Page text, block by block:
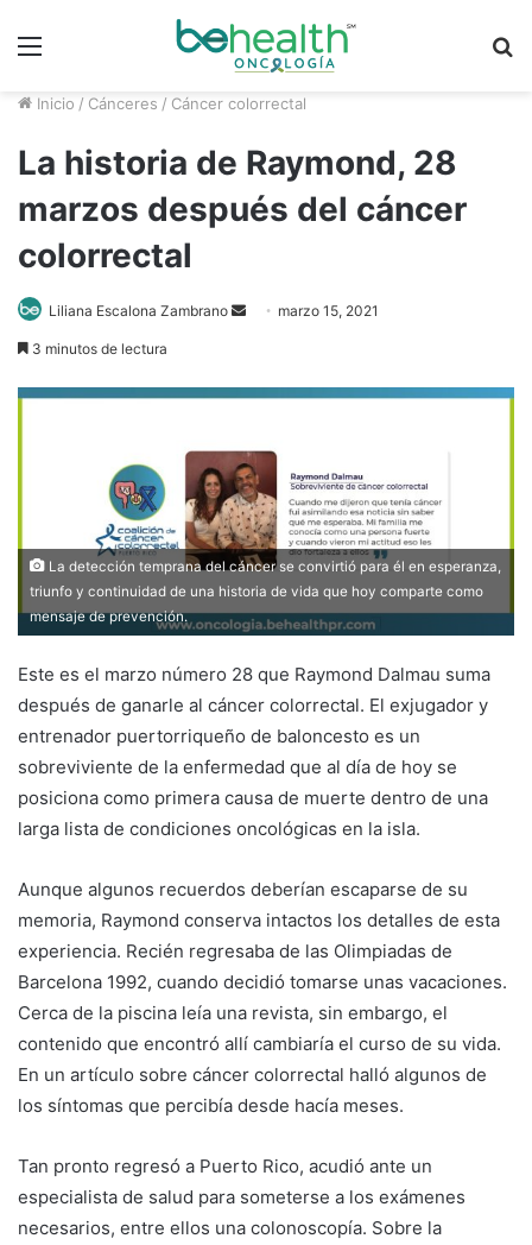
Menú
Inicio / Cánceres / Cáncer colorrectal
La historia de Raymond, 28
marzos después del cáncer
colorrectal
Liliana Escalona Zambrano
Send marzo 15, 2021
3 minutos de lectura
La detección temprana del cáncer se convirtió para él en esperanza,
triunfo y continuidad de una historia de vida que hoy comparte como
mensaje de prevención.
Este es el marzo número 28 que Raymond Dalmau suma
después de ganarle al cáncer colorrectal. El exjugador y
entrenador puertorriqueño de baloncesto es un
sobreviviente de la enfermedad que al día de hoy se
posiciona como primera causa de muerte dentro de una
larga lista de condiciones oncológicas en la isla.
Aunque algunos recuerdos deberían escaparse de su
memoria, Raymond conserva intactos los detalles de esta
experiencia. Recién regresaba de las Olimpiadas de
Barcelona 1992, cuando decidió tomarse unas vacaciones.
Cerca de la piscina leía una revista, sin embargo, el
contenido que encontró allí cambiaría el curso de su vida.
En un artículo sobre cáncer colorrectal halló algunos de
los síntomas que percibía desde hacía meses.
Tan pronto regresó a Puerto Rico, acudió ante un
especialista de salud para someterse a los exámenes
necesarios, entre ellos una colonoscopía. Sobre la